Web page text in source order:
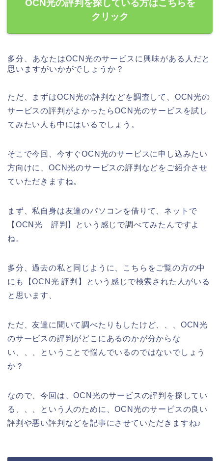
OCN光の評判を探している方はこちらを
クリック
多分、あなたはOCN光のサービスに興味がある人だと
思いますがいかがでしょうか？
ただ、まずはOCN光の評判などを調査して、OCN光の
サービスの評判がよかったらOCN光のサービスを試し
てみたい人も中にはいるでしょう。
そこで今回、今すぐOCN光のサービスに申し込みたい
方向けに、OCN光のサービスの評判などをご紹介させ
ていただきますね。
まず、私自身は友達のパソコンを借りて、ネットで
【OCN光 評判】という感じで調べてみたんですよ
ね。
多分、過去の私と同じように、こちらをご覧の方の中
にも【OCN光 評判】という感じで検索された人がいる
と思います、
ただ、友達に聞いて調べたりもしたけど、、、OCN光
のサービスの評判がどこにあるのかが分からな
い、、、ということで悩んでいるのではないでしょう
か？
なので、今回は、OCN光のサービスの評判を探してい
る、、、という人のために、OCN光のサービスの良い
評判や悪い評判などを記事にさせていただきますね♪